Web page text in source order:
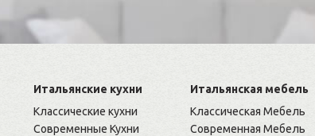
Итальянские кухни
Классические кухни
Современные Кухни
Итальянская мебель
Классическая Мебель
Современная Мебель